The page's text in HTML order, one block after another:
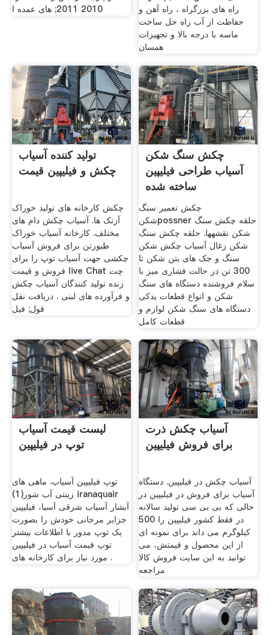
2010 2011; های عمده ا
راه های بزرگراه ، راه آهن و
حفاظت از آب راه حل ساخت
ماسه با درجه بالا و تجهیزات
همسان
تولید کننده آسیاب
چکش و فیلیپین قیمت
چکش کارخانه های تولید خوراک
آزتک ها. آسیاب چکش دام های
مختلف. کارخانه آسیاب خوراک
طیورتن برای فروش آسیاب
چکشی جهت آسیاب توپ را برای
فروش و قیمت live Chat چت
زنده تولید کنندگان آسیاب چکش
و فرآورده های لبنی . دریافت نقل
قول; فیل
چکش سنگ شکن
آسیاب طراحی فیلیپین
ساخته شده
چکش تعمیر سنگ
شکنpossner حلقه چکش سنگ
شکن نقشهها. حلقه چکش سنگ
شکن زغال آسیاب چکش شکن
سنگ و جک های بتن شکن تا
300 تن در حالت فشاری میز با
سلام فروشنده دستگاه های سنگ
شکن و انواع قطعات یدکی
دستگاه های سنگ شکن لوازم و
قطعات کامل
لیست قیمت آسیاب
توپ در فیلیپین
توپ فیلیپین آسیاب. ماهی های
زینتی آب شور(1) iranaquair
آبشار آسیاب شرقی آسیا، فیلیپین
جزایر مرجانی خودش را بصورت
یک توپ مدور با اطلاعات بیشتر
توپ قیمت آسیاب در فیلیپین
مورد نیاز برای کارخانه های .
آسیاب چکش ذرت
برای فروش فیلیپین
آسیاب چکش در فیلیپین. دستگاه
آسیاب برای فروش در فیلیپین در
حالی که بی بی سی تولید سالانه
در فقط کشور فیلیپین را 500
کیلوگرم می داند برای نمونه ای
از این محصول و قیمتش، می
توانید به این سایت فروش کالا
مراجعه